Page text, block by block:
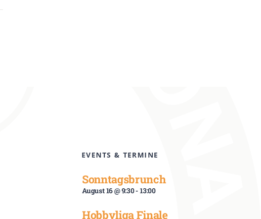
EVENTS & TERMINE
Sonntagsbrunch
August 16 @ 9:30-13:00
Hobbyliga Finale